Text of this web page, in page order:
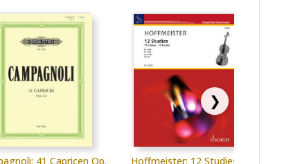
41 Capricen Op.
Hoffmeister: 12 Studies
❯